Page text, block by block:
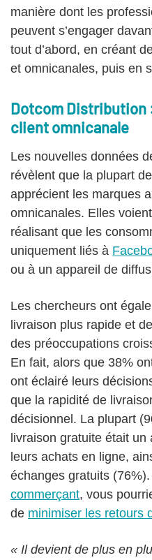
manière dont les
peuvent s’engager
tout d’abord, en créant
et omnicanales, puis en
Dotcom Distribution
client omnicanale
Les nouvelles données
révèlent que la plupart
apprécient les marques
omnicanales. Elles
réalisant que les
uniquement liés à
ou à un appareil de
Les chercheurs ont
livraison plus rapide et
des préoccupations
En fait, alors que 38%
ont éclairé leurs
que la rapidité de
décisionnel. La plupart
livraison gratuite était
leurs achats en ligne,
échanges gratuits
commerçant, vous
de minimiser les retours
« Il devient de plus en